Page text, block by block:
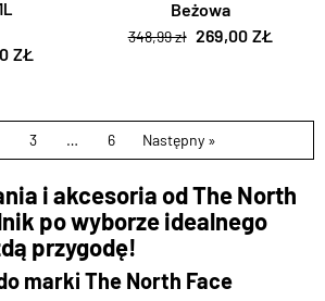
ZŁ
Beżowa
348,99 zł 269,00 ZŁ
3 … 6 Następny »
i akcesoria od The North
po wyborze idealnego
przygodę!
marki The North Face